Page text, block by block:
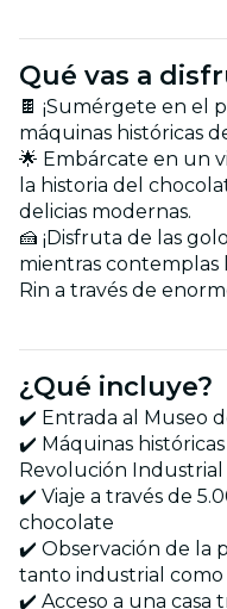
Qué vas a
🍫 ¡Sumérgete en el
máquinas históricas
🌟 Embárcate en un
la historia del
delicias modernas.
🍰 ¡Disfruta de las
mientras contemplas
Rin a través de
¿Qué incluye?
✔️ Entrada al Museo
✔️ Máquinas
Revolución Industrial
✔️ Viaje a través de
chocolate
✔️ Observación de la
tanto industrial como
✔️ Acceso a una casa